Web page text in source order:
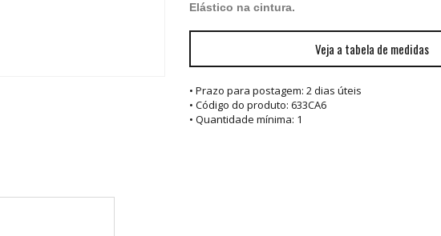
Elástico na cintura.
Veja a tabela de medidas
• Prazo para postagem: 2 dias úteis
• Código do produto: 633CA6
• Quantidade mínima: 1